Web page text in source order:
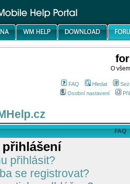
O
FAQ Hledat
Osobní nastavení
FAQ
přihlášení
přihlásit?
se registrovat?